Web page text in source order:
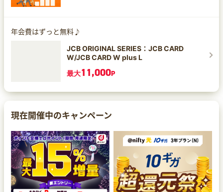
年会費はずっと無料♪
JCB ORIGINAL SERIES：JCB CARD
W/JCB CARD W plus L
最大11,000P
現在開催中のキャンペーン